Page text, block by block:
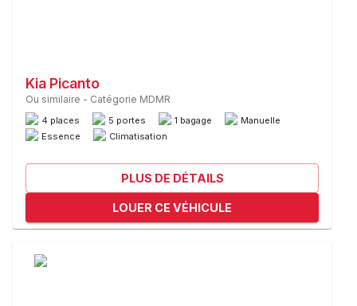
Kia Picanto
Ou similaire - Catégorie MDMR
4 places 5 portes 1 bagage
Manuelle
Essence
Climatisation
PLUS DE DÉTAILS
LOUER CE VÉHICULE